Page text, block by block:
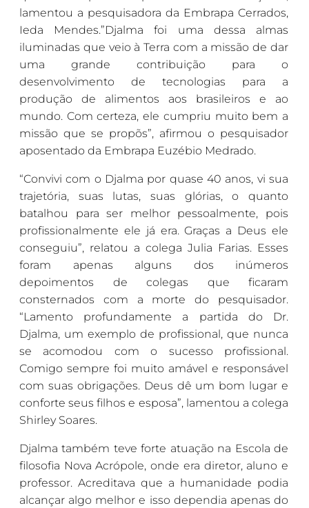
lamentou a pesquisadora da Embrapa Cerrados,
Ieda Mendes.”Djalma foi uma dessa almas
iluminadas que veio à Terra com a missão de dar
uma grande contribuição para o
desenvolvimento de tecnologias para a
produção de alimentos aos brasileiros e ao
mundo. Com certeza, ele cumpriu muito bem a
missão que se propõs”, afirmou o pesquisador
aposentado da Embrapa Euzébio Medrado.
“Convivi com o Djalma por quase 40 anos, vi sua
trajetória, suas lutas, suas glórias, o quanto
batalhou para ser melhor pessoalmente, pois
profissionalmente ele já era. Graças a Deus ele
conseguiu”, relatou a colega Julia Farias. Esses
foram apenas alguns dos inúmeros
depoimentos de colegas que ficaram
consternados com a morte do pesquisador.
“Lamento profundamente a partida do Dr.
Djalma, um exemplo de profissional, que nunca
se acomodou com o sucesso profissional.
Comigo sempre foi muito amável e responsável
com suas obrigações. Deus dê um bom lugar e
conforte seus filhos e esposa”, lamentou a colega
Shirley Soares.
Djalma também teve forte atuação na Escola de
filosofia Nova Acrópole, onde era diretor, aluno e
professor. Acreditava que a humanidade podia
alcançar algo melhor e isso dependia apenas do